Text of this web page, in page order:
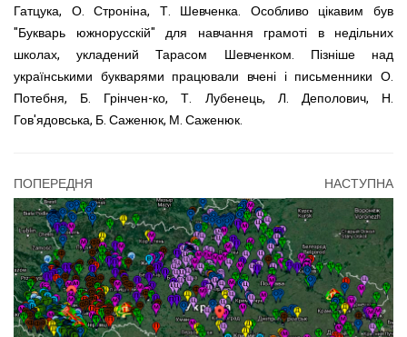
Гатцука, О. Строніна, Т. Шевченка. Особливо цікавим був
"Букварь южнорусскій" для навчання грамоті в недільних
школах, укладений Тарасом Шевченком. Пізніше над
українськими букварями працювали вчені і письменники О.
Потебня, Б. Грінчен-ко, Т. Лубенець, Л. Деполович, Н.
Гов'ядовська, Б. Саженюк, М. Саженюк.
ПОПЕРЕДНЯ НАСТУПНА